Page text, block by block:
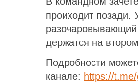
проиходит
разочаровывающий
держатся на
Подробности
канале: https://